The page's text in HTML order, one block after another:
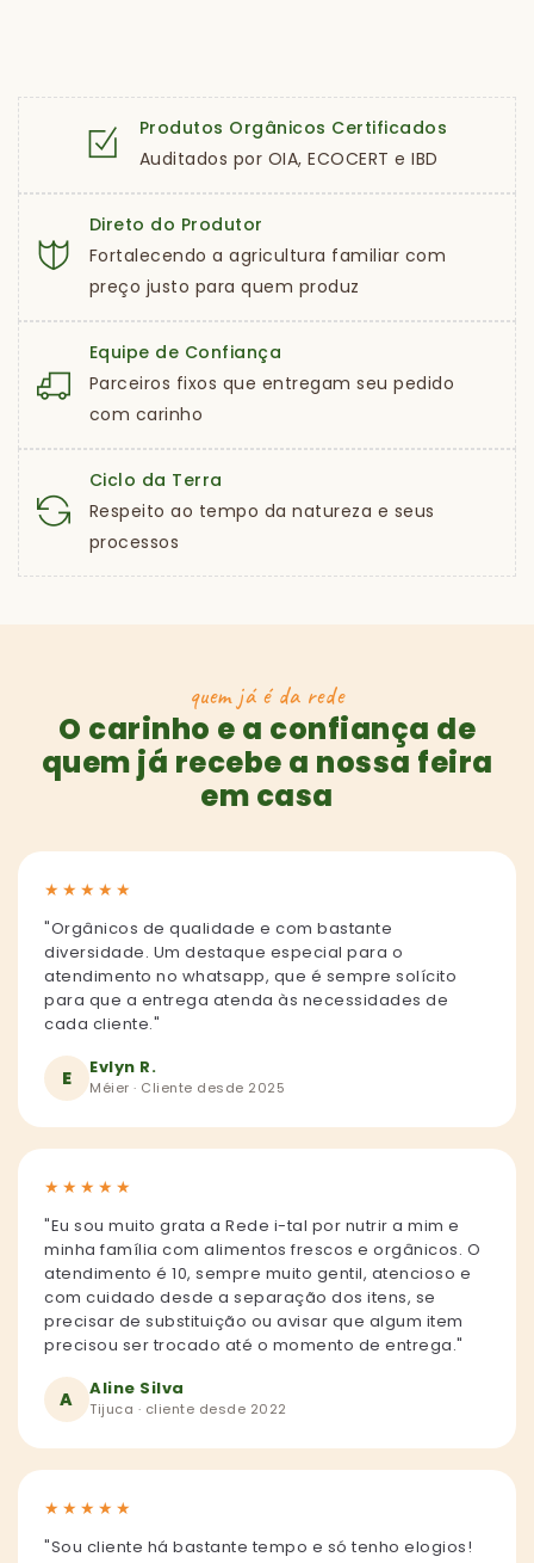
Produtos Orgânicos Certificados
Auditados por OIA, ECOCERT e IBD
Direto do Produtor
Fortalecendo a agricultura familiar com
preço justo para quem produz
Equipe de Confiança
Parceiros fixos que entregam seu pedido
com carinho
Ciclo da Terra
Respeito ao tempo da natureza e seus
processos
quem já é da rede
O carinho e a confiança de
quem já recebe a nossa feira
em casa
★ ★ ★ ★ ★
"Orgânicos de qualidade e com bastante
diversidade. Um destaque especial para o
atendimento no whatsapp, que é sempre solícito
para que a entrega atenda às necessidades de
cada cliente."
E Evlyn R.
Méier · Cliente desde 2025
★ ★ ★ ★ ★
"Eu sou muito grata a Rede i-tal por nutrir a mim e
minha família com alimentos frescos e orgânicos. O
atendimento é 10, sempre muito gentil, atencioso e
com cuidado desde a separação dos itens, se
precisar de substituição ou avisar que algum item
precisou ser trocado até o momento de entrega."
A Aline Silva
Tijuca · cliente desde 2022
★ ★ ★ ★ ★
"Sou cliente há bastante tempo e só tenho elogios!